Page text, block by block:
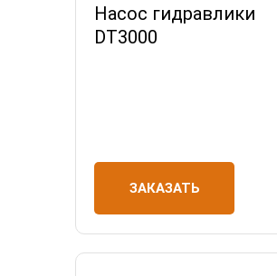
Насос гидравлики
DT3000
ЗАКАЗАТЬ